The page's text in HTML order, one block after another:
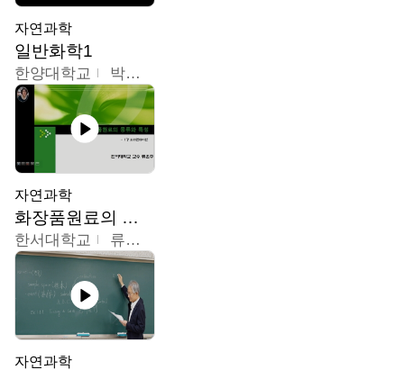
자연과학
일반화학1
한양대학교 박경호
자연과학
화장품원료의 종류와 특성
한서대학교 류은주
자연과학